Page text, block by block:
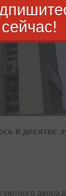
в десятке
уютного двора
сейчас!